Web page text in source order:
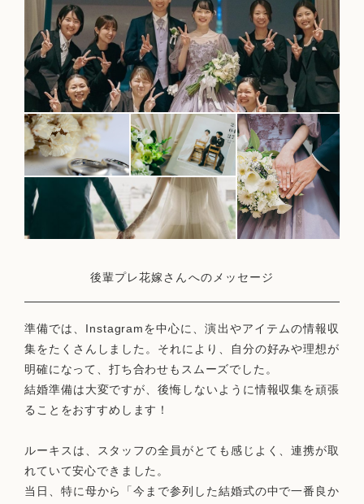
後輩プレ花嫁さんへのメッセージ
準備では、Instagramを中心に、演出やアイテムの情報収
集をたくさんしました。それにより、自分の好みや理想が
明確になって、打ち合わせもスムーズでした。
結婚準備は大変ですが、後悔しないように情報収集を頑張
ることをおすすめします！
ルーキスは、スタッフの全員がとても感じよく、連携が取
れていて安心できました。
当日、特に母から「今まで参列した結婚式の中で一番良か